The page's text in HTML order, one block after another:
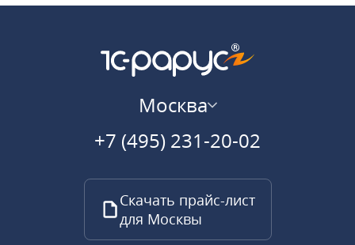
Москва
+7 (495) 231-20-02
Скачать прайс-лист
для Москвы